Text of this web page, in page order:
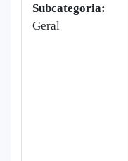
Subcategoria:
Geral